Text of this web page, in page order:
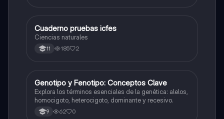
Biologia
Cuaderno pruebas icfes
Ciencias naturales
11 185 2
GBiologia
Genotipo y Fenotipo: Conceptos Clave
Explora los términos esenciales de la genética: alelos,
homocigoto, heterocigoto, dominante y recesivo.
9 62 0